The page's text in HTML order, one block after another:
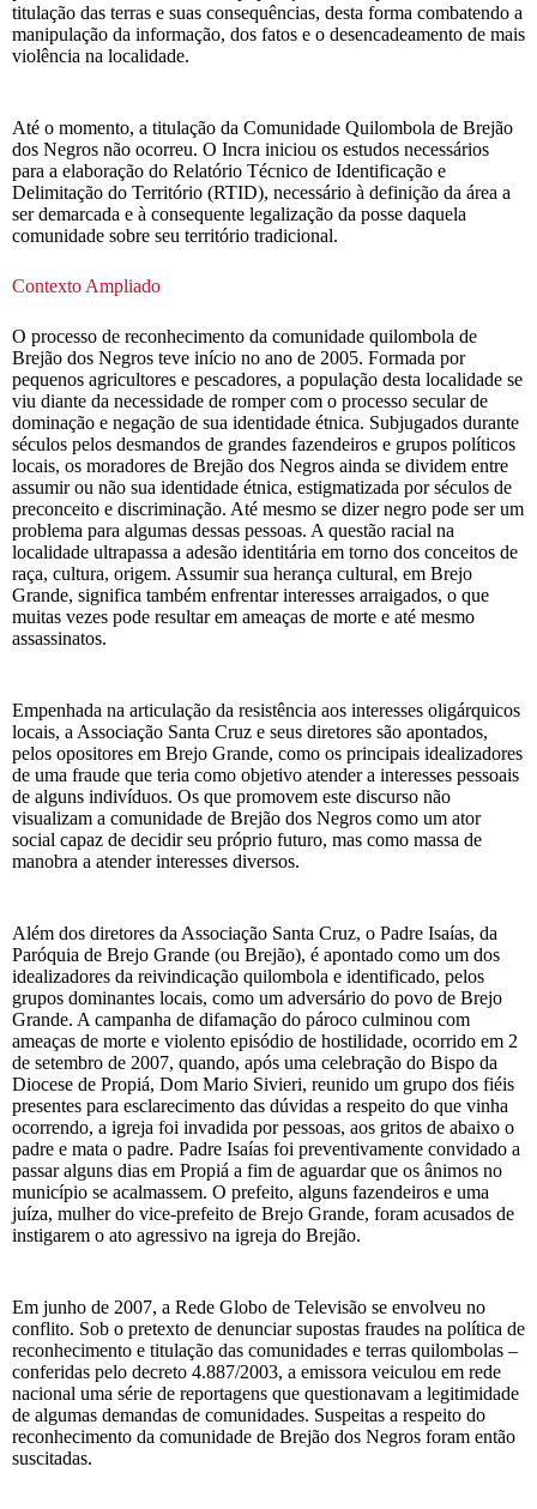
titulação das terras e suas consequências, desta forma combatendo a
manipulação da informação, dos fatos e o desencadeamento de mais
violência na localidade.
Até o momento, a titulação da Comunidade Quilombola de Brejão
dos Negros não ocorreu. O Incra iniciou os estudos necessários
para a elaboração do Relatório Técnico de Identificação e
Delimitação do Território (RTID), necessário à definição da área a
ser demarcada e à consequente legalização da posse daquela
comunidade sobre seu território tradicional.
Contexto Ampliado
O processo de reconhecimento da comunidade quilombola de
Brejão dos Negros teve início no ano de 2005. Formada por
pequenos agricultores e pescadores, a população desta localidade se
viu diante da necessidade de romper com o processo secular de
dominação e negação de sua identidade étnica. Subjugados durante
séculos pelos desmandos de grandes fazendeiros e grupos políticos
locais, os moradores de Brejão dos Negros ainda se dividem entre
assumir ou não sua identidade étnica, estigmatizada por séculos de
preconceito e discriminação. Até mesmo se dizer negro pode ser um
problema para algumas dessas pessoas. A questão racial na
localidade ultrapassa a adesão identitária em torno dos conceitos de
raça, cultura, origem. Assumir sua herança cultural, em Brejo
Grande, significa também enfrentar interesses arraigados, o que
muitas vezes pode resultar em ameaças de morte e até mesmo
assassinatos.
Empenhada na articulação da resistência aos interesses oligárquicos
locais, a Associação Santa Cruz e seus diretores são apontados,
pelos opositores em Brejo Grande, como os principais idealizadores
de uma fraude que teria como objetivo atender a interesses pessoais
de alguns indivíduos. Os que promovem este discurso não
visualizam a comunidade de Brejão dos Negros como um ator
social capaz de decidir seu próprio futuro, mas como massa de
manobra a atender interesses diversos.
Além dos diretores da Associação Santa Cruz, o Padre Isaías, da
Paróquia de Brejo Grande (ou Brejão), é apontado como um dos
idealizadores da reivindicação quilombola e identificado, pelos
grupos dominantes locais, como um adversário do povo de Brejo
Grande. A campanha de difamação do pároco culminou com
ameaças de morte e violento episódio de hostilidade, ocorrido em 2
de setembro de 2007, quando, após uma celebração do Bispo da
Diocese de Propiá, Dom Mario Sivieri, reunido um grupo dos fiéis
presentes para esclarecimento das dúvidas a respeito do que vinha
ocorrendo, a igreja foi invadida por pessoas, aos gritos de abaixo o
padre e mata o padre. Padre Isaías foi preventivamente convidado a
passar alguns dias em Propiá a fim de aguardar que os ânimos no
município se acalmassem. O prefeito, alguns fazendeiros e uma
juíza, mulher do vice-prefeito de Brejo Grande, foram acusados de
instigarem o ato agressivo na igreja do Brejão.
Em junho de 2007, a Rede Globo de Televisão se envolveu no
conflito. Sob o pretexto de denunciar supostas fraudes na política de
reconhecimento e titulação das comunidades e terras quilombolas –
conferidas pelo decreto 4.887/2003, a emissora veiculou em rede
nacional uma série de reportagens que questionavam a legitimidade
de algumas demandas de comunidades. Suspeitas a respeito do
reconhecimento da comunidade de Brejão dos Negros foram então
suscitadas.